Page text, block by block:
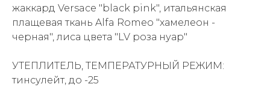
жаккард Versace "black pink", итальянская
плащевая ткань Alfa Romeo "хамелеон -
черная", лиса цвета "LV роза нуар"
УТЕПЛИТЕЛЬ, ТЕМПЕРАТУРНЫЙ РЕЖИМ:
тинсулейт, до -25